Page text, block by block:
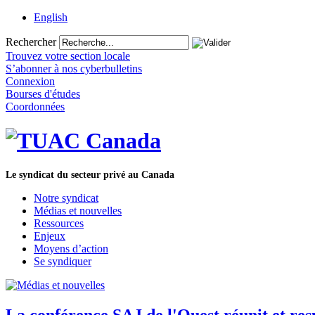
English
Rechercher
Trouvez votre section locale
S’abonner à nos cyberbulletins
Connexion
Bourses d'études
Coordonnées
Le syndicat du secteur privé au Canada
Notre syndicat
Médias et nouvelles
Ressources
Enjeux
Moyens d’action
Se syndiquer